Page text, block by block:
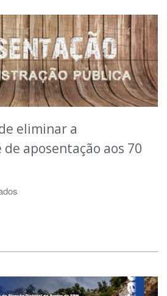
eliminar a
aposentação aos 70